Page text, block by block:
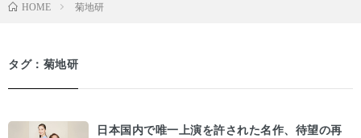
HOME 菊地研
タグ：菊地研
日本国内で唯一上演を許された名作、待望の再